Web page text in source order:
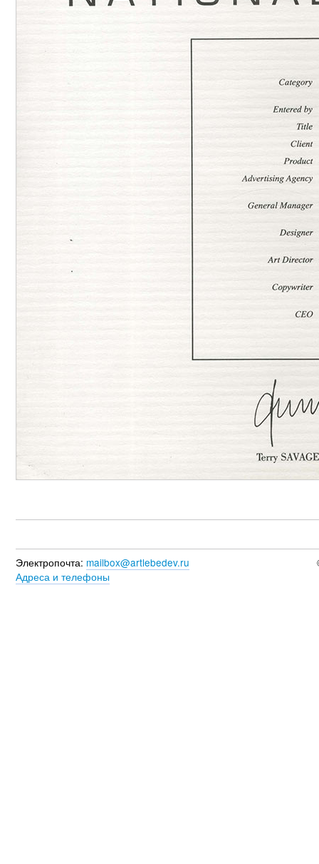
Электропочта: mailbox@artlebedev.ru
Адреса и телефоны